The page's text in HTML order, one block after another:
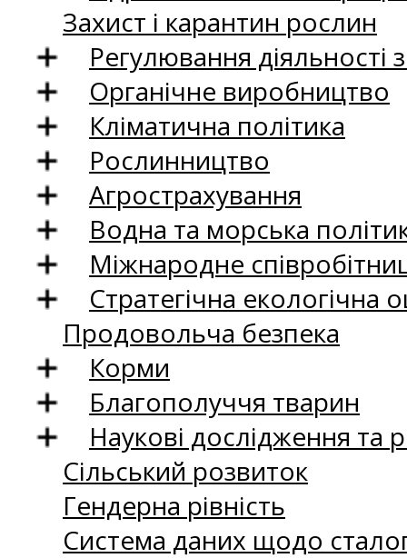
Захист і карантин рослин
Регулювання
Органічне виробництво
Кліматична політика
Рослинництво
Агрострахування
Водна та морська
Міжнародне
Стратегічна екологічна
Продовольча безпека
Корми
Благополуччя тварин
Наукові дослідження та
Сільський розвиток
Гендерна рівність
Система даних щодо